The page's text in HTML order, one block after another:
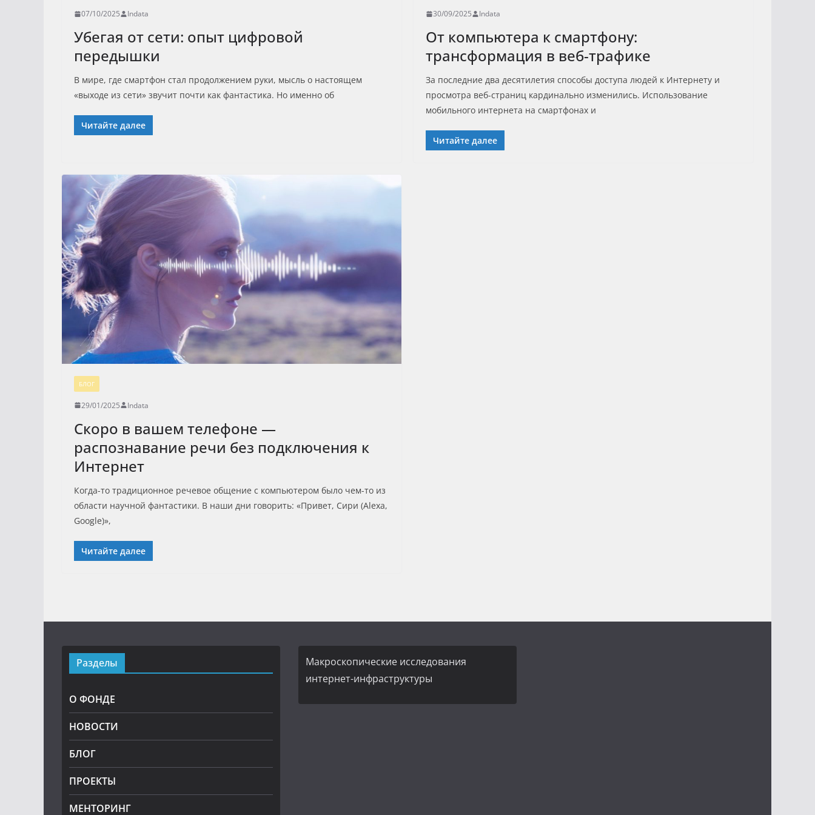
07/10/2025 Indata
Убегая от сети: опыт цифровой
передышки
В мире, где смартфон стал продолжением руки, мысль о настоящем
«выходе из сети» звучит почти как фантастика. Но именно об
Читайте далее
30/09/2025 Indata
От компьютера к смартфону:
трансформация в веб-трафике
За последние два десятилетия способы доступа людей к Интернету и
просмотра веб-страниц кардинально изменились. Использование
мобильного интернета на смартфонах и
Читайте далее
БЛОГ
29/01/2025 Indata
Скоро в вашем телефоне —
распознавание речи без подключения к
Интернет
Когда-то традиционное речевое общение с компьютером было чем-то из
области научной фантастики. В наши дни говорить: «Привет, Сири (Alexa,
Google)»,
Читайте далее
Разделы
О ФОНДЕ
НОВОСТИ
БЛОГ
ПРОЕКТЫ
МЕНТОРИНГ
Макроскопические исследования
интернет-инфраструктуры